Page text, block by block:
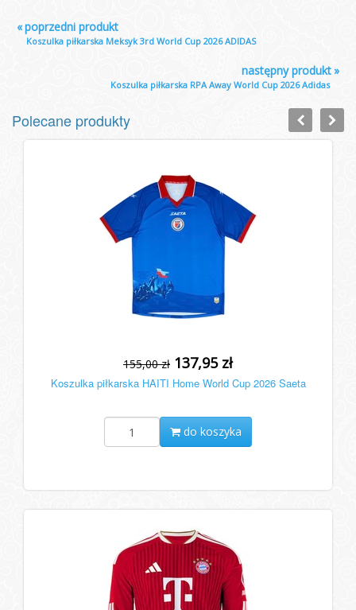
«poprzedni produkt
Koszulka piłkarska Meksyk 3rd World Cup 2026 ADIDAS
»
następny produkt
Koszulka piłkarska RPA Away World Cup 2026 Adidas
Polecane produkty
155,00 zł 137,95 zł
Koszulka piłkarska HAITI Home World Cup 2026 Saeta
do koszyka